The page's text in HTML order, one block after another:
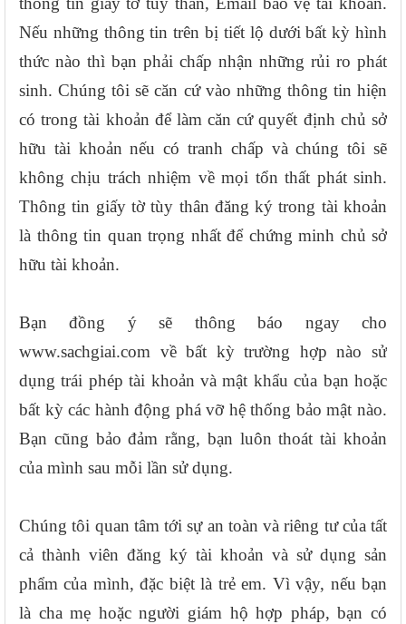
Nếu những thông tin trên bị tiết lộ dưới bất kỳ hình
thức nào thì bạn phải chấp nhận những rủi ro phát
sinh. Chúng tôi sẽ căn cứ vào những thông tin hiện
có trong tài khoản để làm căn cứ quyết định chủ sở
hữu tài khoản nếu có tranh chấp và chúng tôi sẽ
không chịu trách nhiệm về mọi tổn thất phát sinh.
Thông tin giấy tờ tùy thân đăng ký trong tài khoản
là thông tin quan trọng nhất để chứng minh chủ sở
hữu tài khoản.
Bạn đồng ý sẽ thông báo ngay cho
www.sachgiai.com về bất kỳ trường hợp nào sử
dụng trái phép tài khoản và mật khẩu của bạn hoặc
bất kỳ các hành động phá vỡ hệ thống bảo mật nào.
Bạn cũng bảo đảm rằng, bạn luôn thoát tài khoản
của mình sau mỗi lần sử dụng.
Chúng tôi quan tâm tới sự an toàn và riêng tư của tất
cả thành viên đăng ký tài khoản và sử dụng sản
phẩm của mình, đặc biệt là trẻ em. Vì vậy, nếu bạn
là cha mẹ hoặc người giám hộ hợp pháp, bạn có